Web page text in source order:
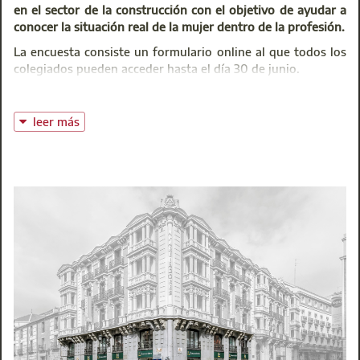
de servicios disponible para nuestros colegiados.
Estos servicios comprenden muy diversas vertientes:
Orientación Profesional orientadas a la
empleabilidad, hasta las asesorías de tipo laboral,
tecnológico. Cabe mencionar también la
cumplimentación y tramitación gratuita de la
Junta de Gobierno se comprometen a reforzar la
presencia institucional del Colegio como interlocutor
de referencia en el ámbito de la edificación. Nuestro
objetivo es consolidar la interlocución con todos los
niveles de la Administración Pública, como ha sido
habitual durante los últimos años, y también con
asociaciones sectoriales, patronales y empresas. El
nuevo órgano de gobierno se compromete a afianzar
la presencia del Colegio en todos aquellos foros
llamados a marcar la agenda y tendencias de nuestra
actividad profesional.
en el sector de la construcción con el objetivo de ayudar a
conocer la situación real de la mujer dentro de la profesión.
La encuesta consiste un formulario online al que todos los
colegiados pueden acceder hasta el día 30 de junio.
participación
Acceso a la encuesta
Consejo General de la Arquitectura Técnica
consejo@arquitectura-tecnica.com
leer más